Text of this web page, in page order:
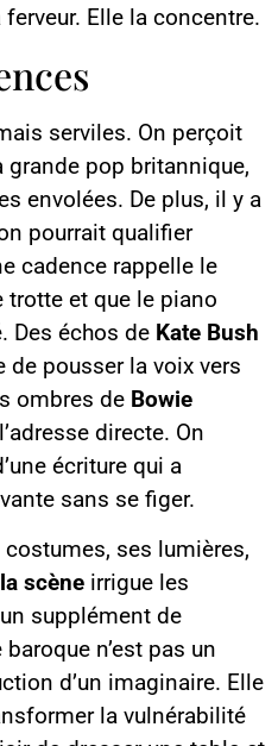
Elle la concentre.
serviles. On perçoit
grande pop britannique,
envolées. De plus, il y a
pourrait qualifier
cadence rappelle le
trotte et que le piano
Des échos de Kate Bush
de pousser la voix vers
ombres de Bowie
directe. On
écriture qui a
sans se figer.
ses lumières,
scène irrigue les
supplément de
n’est pas un
d’un imaginaire. Elle
la vulnérabilité